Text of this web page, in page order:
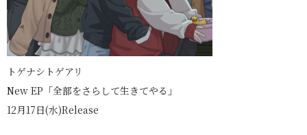
トゲナシトゲアリ
New EP「全部をさらして生きてやる」
12月17日(水)Release